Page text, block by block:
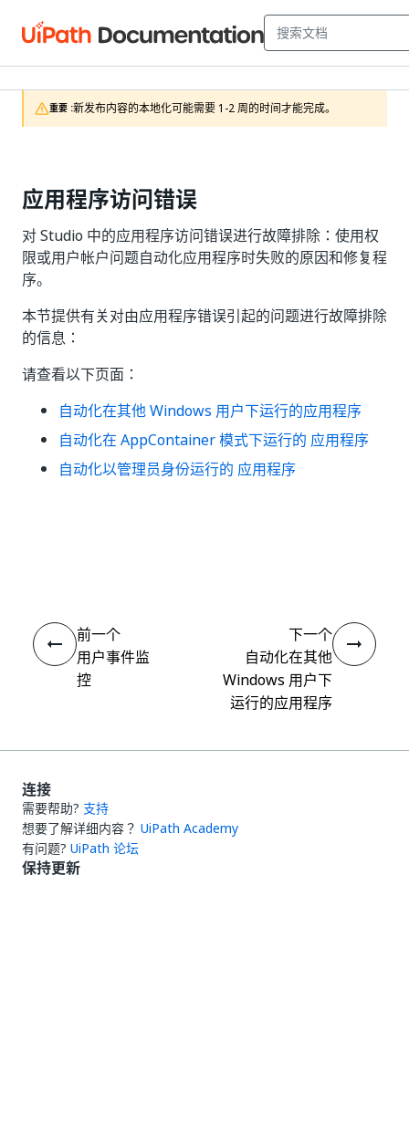
重要 :新发布内容的本地化可能需要 1-2 周的时间才能完成。
应用程序访问错误
对 Studio 中的应用程序访问错误进行故障排除：使用权
限或用户帐户问题自动化应用程序时失败的原因和修复程
序。
本节提供有关对由应用程序错误引起的问题进行故障排除
的信息：
请查看以下页面：
自动化在其他 Windows 用户下运行的应用程序
自动化在 AppContainer 模式下运行的 应用程序
自动化以管理员身份运行的 应用程序
前一个
用户事件监
控
下一个
自动化在其他
Windows 用户下
运行的应用程序
连接
需要帮助? 支持
想要了解详细内容？ UiPath Academy
有问题? UiPath 论坛
保持更新